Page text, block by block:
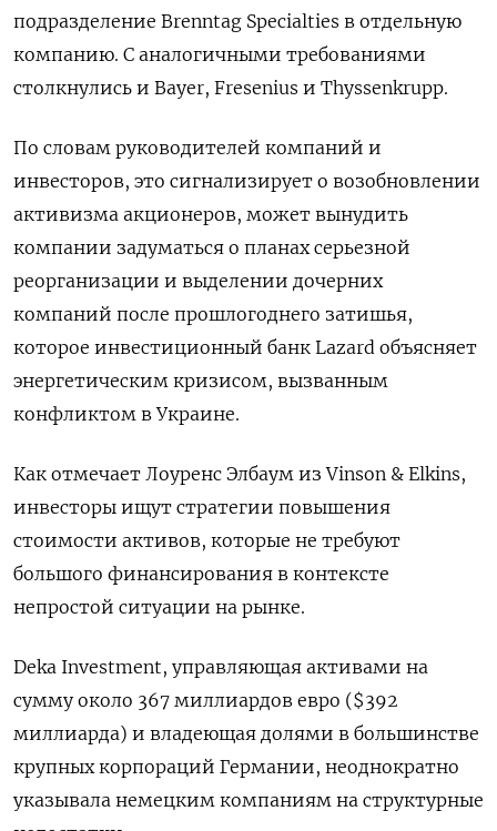
подразделение Brenntag Specialties в отдельную
компанию. С аналогичными требованиями
столкнулись и Bayer, Fresenius и Thyssenkrupp.
По словам руководителей компаний и
инвесторов, это сигнализирует о возобновлении
активизма акционеров, может вынудить
компании задуматься о планах серьезной
реорганизации и выделении дочерних
компаний после прошлогоднего затишья,
которое инвестиционный банк Lazard объясняет
энергетическим кризисом, вызванным
конфликтом в Украине.
Как отмечает Лоуренс Элбаум из Vinson & Elkins,
инвесторы ищут стратегии повышения
стоимости активов, которые не требуют
большого финансирования в контексте
непростой ситуации на рынке.
Deka Investment, управляющая активами на
сумму около 367 миллиардов евро ($392
миллиарда) и владеющая долями в большинстве
крупных корпораций Германии, неоднократно
указывала немецким компаниям на структурные